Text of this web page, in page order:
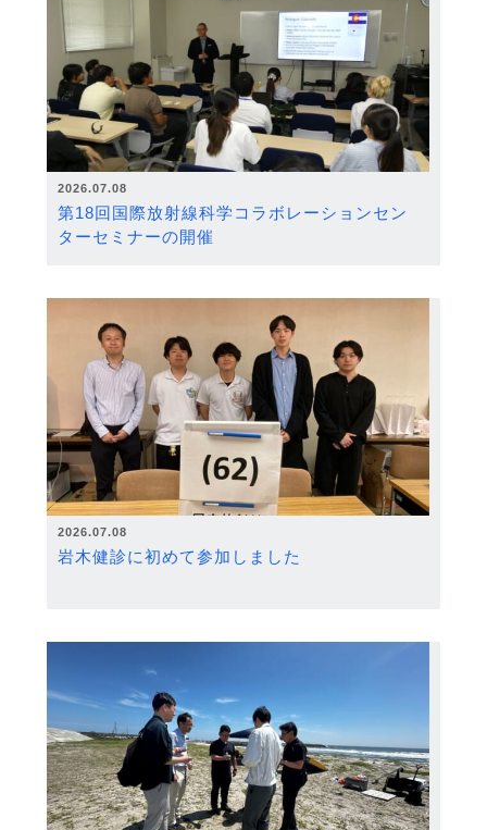
2026.07.08
第18回国際放射線科学コラボレーションセン
ターセミナーの開催
2026.07.08
岩木健診に初めて参加しました